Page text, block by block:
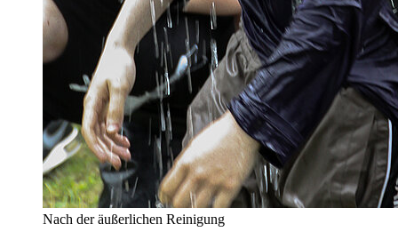
Nach der äußerlichen Reinigung